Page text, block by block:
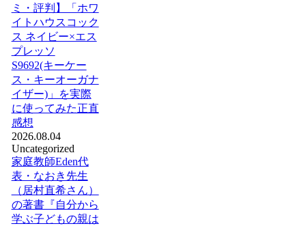
ミ・評判】「ホワ
イトハウスコック
ス ネイビー×エス
プレッソ
S9692(キーケー
ス・キーオーガナ
イザー)」を実際
に使ってみた正直
感想
2026.08.04
Uncategorized
家庭教師Eden代
表・なおき先生
（居村直希さん）
の著書『自分から
学ぶ子どもの親は